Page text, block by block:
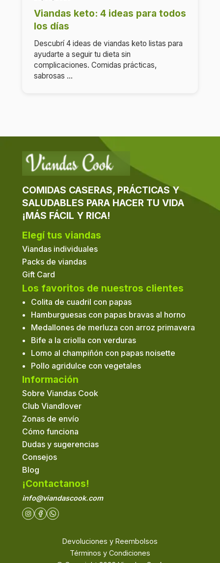
Viandas keto: 4 ideas para todos
los días
Descubrí 4 ideas de viandas keto listas para
ayudarte a seguir tu dieta sin
complicaciones. Comidas prácticas,
sabrosas ...
COMIDAS CASERAS, PRÁCTICAS Y
SALUDABLES PARA HACER TU VIDA
¡MÁS FÁCIL Y RICA!
Elegí tus viandas
Viandas individuales
Packs de viandas
Gift Card
Los favoritos de nuestros clientes
Colita de cuadril con papas
Hamburguesas con papas bravas al horno
Medallones de merluza con arroz primavera
Bife a la criolla con verduras
Lomo al champiñón con papas noisette
Pollo agridulce con vegetales
Información
Sobre Viandas Cook
Club Viandlover
Zonas de envío
Cómo funciona
Dudas y sugerencias
Consejos
Blog
¡Contactanos!
info@viandascook.com
Devoluciones y Reembolsos
Términos y Condiciones